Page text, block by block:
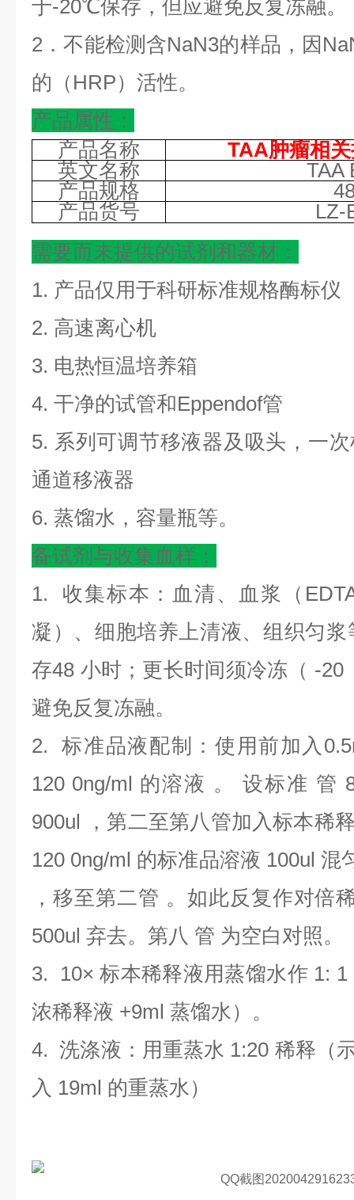
于-20℃保存，但应避免反复冻融。
2．不能检测含NaN3的样品，因
的（HRP）活性。
产品属性：
产品名称
TAA肿瘤相
英文名称
TAA
产品规格
产品货号
LZ-
需要而未提供的试剂和器材：
1. 产品仅用于科研标准规格酶标仪
2. 高速离心机
3. 电热恒温培养箱
4. 干净的试管和Eppendof管
5. 系列可调节移液器及吸头，一
通道移液器
6. 蒸馏水，容量瓶等。
备试剂与收集血样：
1. 收集标本：血清、血浆（
凝）、细胞培养上清液、组织匀
存48 小时；更长时间须冷冻（ -
避免反复冻融。
2. 标准品液配制：使用前加入
120 0ng/ml 的溶液 。 设标准 管
900ul ，第二至第八管加入标本稀
120 0ng/ml 的标准品溶液 100ul 混
，移至第二管 。如此反复作对倍
500ul 弃去。第八 管 为空白对照。
3. 10× 标本稀释液用蒸馏水作 1:
浓稀释液 +9ml 蒸馏水）。
4. 洗涤液：用重蒸水 1:20 稀释（
入 19ml 的重蒸水）